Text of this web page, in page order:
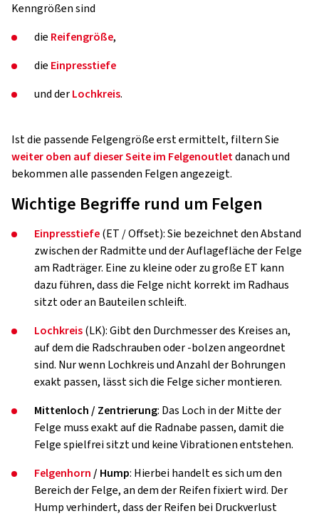
Kenngrößen sind
die Reifengröße,
die Einpresstiefe
und derLochkreis.
Ist die passende Felgengröße erst ermittelt, filtern Sie
weiter oben auf dieser Seite im Felgenoutletdanach und
bekommen alle passenden Felgen angezeigt.
Wichtige Begriffe rund um Felgen
Einpresstiefe(ET / Offset): Sie bezeichnet den Abstand
zwischen der Radmitte und der Auflagefläche der Felge
am Radträger. Eine zu kleine oder zu große ET kann
dazu führen, dass die Felge nicht korrekt im Radhaus
sitzt oder an Bauteilen schleift.
Lochkreis(LK): Gibt den Durchmesser des Kreises an,
auf dem die Radschrauben oder -bolzen angeordnet
sind. Nur wenn Lochkreis und Anzahl der Bohrungen
exakt passen, lässt sich die Felge sicher montieren.
Mittenloch / Zentrierung: Das Loch in der Mitte der
Felge muss exakt auf die Radnabe passen, damit die
Felge spielfrei sitzt und keine Vibrationen entstehen.
Felgenhorn/ Hump: Hierbei handelt es sich um den
Bereich der Felge, an dem der Reifen fixiert wird. Der
Hump verhindert, dass der Reifen bei Druckverlust